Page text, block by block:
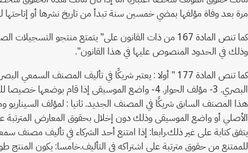
مرة بعد وفاة مؤلفها بمضي خمسين سنة تبدأ من تاريخ نشرها أو إتاحتها
وذلك في الحدود المنصوص عليها في هذا القانون".
هذا المصنف السابق شريكًا في المصنف الجديد. ثانيا : لمؤلف
الأصلي أو واضع الموسيقى وذلك دون إخلال بحقوق المعارض المترتبة
يتفق كتابة على غير ذلك.رابعا: إذا امتنع أحد الشركاء في تأليف
للممتنع من حقوق مترتبة على اشتراكه في التأليف.خامسا: يكون